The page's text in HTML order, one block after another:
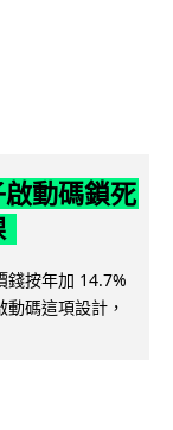
動碼鎖死
錢按年加 14.7%
碼這項設計，